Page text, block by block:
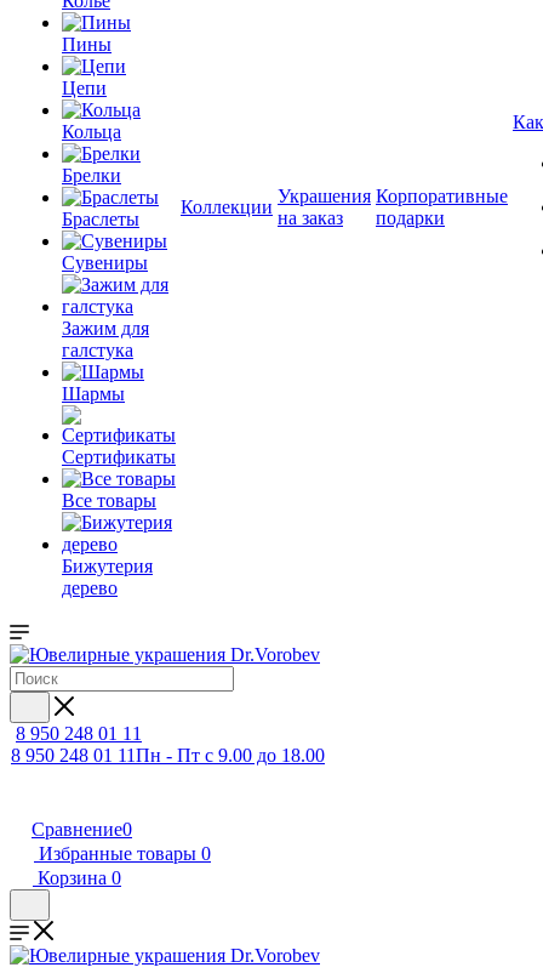
Пины
Цепи
Кольца
Брелки
Браслеты
Сувениры
Зажим для
галстука
Шармы
Сертификаты
Все товары
Бижутерия
дерево
Коллекции
Украшения
на заказ
Корпоративные
подарки
8 950 248 01 11
8 950 248 01 11Пн - Пт с 9.00 до 18.00
Сравнение0
Избранные товары 0
Корзина 0